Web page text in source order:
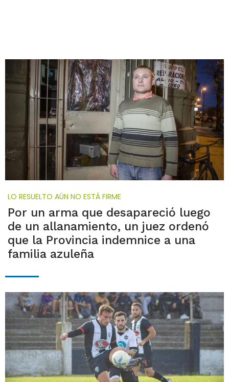
LO RESUELTO AÚN NO ESTÁ FIRME
Por un arma que desapareció luego
de un allanamiento, un juez ordenó
que la Provincia indemnice a una
familia azuleña